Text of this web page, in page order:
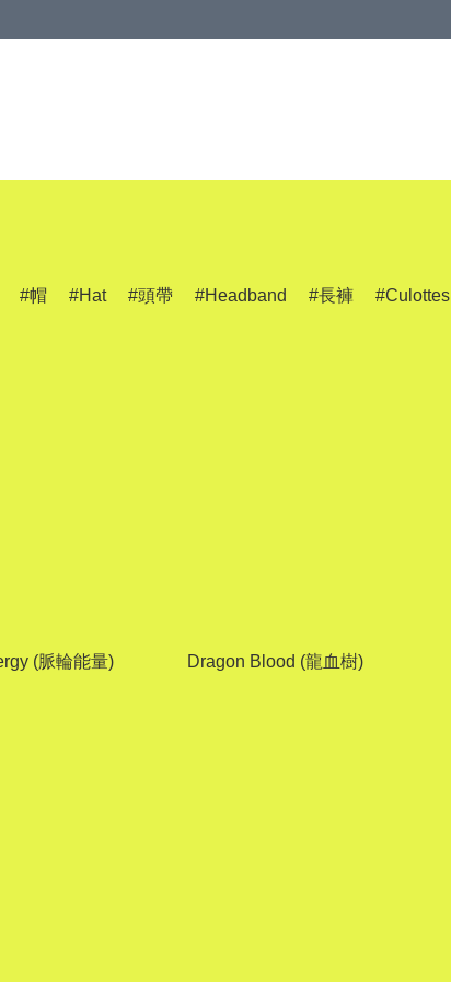
帽 Hat 頭帶 Headband 長褲 Culottes
(脈輪能量) Dragon Blood (龍血樹)